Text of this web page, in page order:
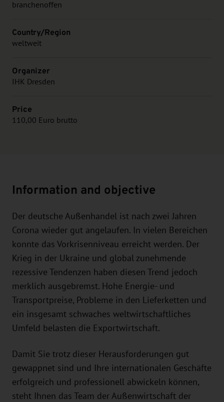
branchenoffen
Country/Region
weltweit
Organizer
IHK Dresden
Price
110,00 Euro brutto
Information and objective
Der deutsche Außenhandel ist nach zwei Jahren
Corona wieder gut angelaufen. In vielen Bereichen
konnte das Vorkrisenniveau erreicht werden. Der
Krieg in der Ukraine und global zunehmende
rezessive Tendenzen haben diesen Trend jedoch
merklich ausgebremst. Hohe Energie- und
Transportpreise, Probleme in den Lieferketten und
ein insgesamt schwaches weltwirtschaftliches
Umfeld belasten die Exportwirtschaft.
Damit Sie trotz dieser Herausforderungen gut
gewappnet sind und Ihre internationalen Geschäfte
erfolgreich und professionell abwickeln können,
steht Ihnen das Team der Außenwirtschaft der